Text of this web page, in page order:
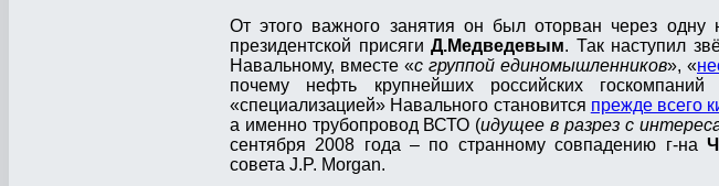
От этого важного занятия он был оторван через
президентской присягиД.Медведевым. Так наступил
Навальному, вместе «с группой единомышленников», «
почему нефть крупнейших российских госкомпаний
«специализацией» Навального становится прежде всего
а именно трубопровод ВСТО (идущее в разрез с
сентября 2008 года – по странному совпадению г-на
совета J.P. Morgan.